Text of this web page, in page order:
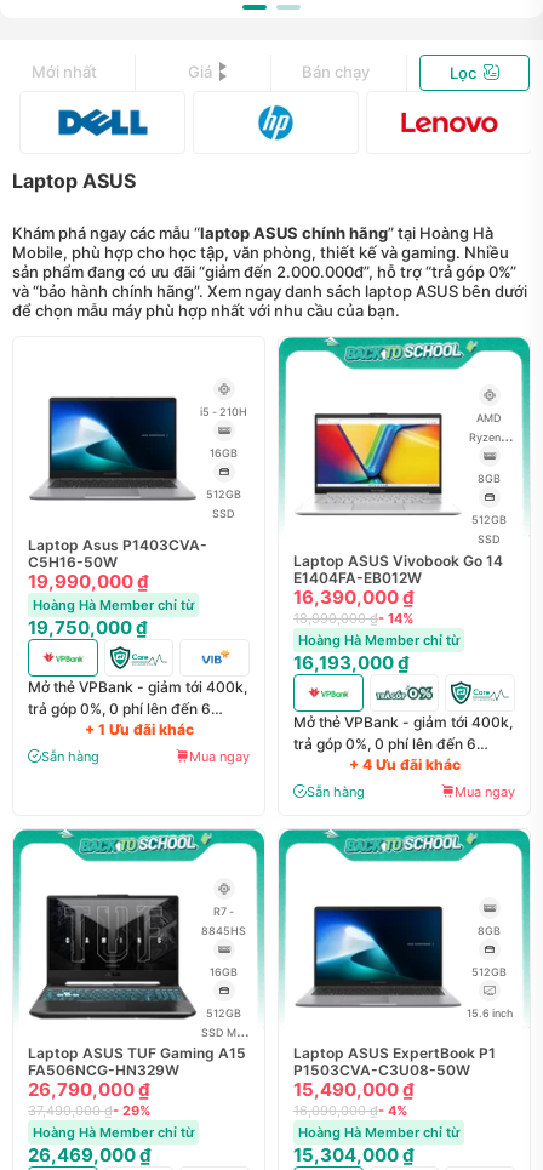
Mới nhất Giá Bán chạy Lọc
Laptop ASUS
Khám phá ngay các mẫu “laptop ASUS chính hãng” tại Hoàng Hà
Mobile, phù hợp cho học tập, văn phòng, thiết kế và gaming. Nhiều
sản phẩm đang có ưu đãi “giảm đến 2.000.000đ”, hỗ trợ “trả góp 0%”
và “bảo hành chính hãng”. Xem ngay danh sách laptop ASUS bên dưới
để chọn mẫu máy phù hợp nhất với nhu cầu của bạn.
i5 - 210H
16GB
512GB
SSD
Laptop Asus P1403CVA-
C5H16-50W
19,990,000 ₫
Hoàng Hà Member chỉ từ
19,750,000 ₫
Mở thẻ VPBank - giảm tới 400k,
trả góp 0%, 0 phí lên đến 6
+ 1 Ưu đãi khác
Sẵn hàng Mua ngay
AMD
Ryzen 5
40
8GB
512GB
SSD
Laptop ASUS Vivobook Go 14
E1404FA-EB012W
16,390,000 ₫
18,990,000 ₫- 14%
Hoàng Hà Member chỉ từ
16,193,000 ₫
Mở thẻ VPBank - giảm tới 400k,
trả góp 0%, 0 phí lên đến 6
+ 4 Ưu đãi khác
Sẵn hàng Mua ngay
R7 -
8845HS
16GB
512GB
SSD M.2
NVMe
Laptop ASUS TUF Gaming A15
FA506NCG-HN329W
26,790,000 ₫
37,490,000 ₫- 29%
Hoàng Hà Member chỉ từ
26,469,000 ₫
8GB
512GB
15.6 inch
Laptop ASUS ExpertBook P1
P1503CVA-C3U08-50W
15,490,000 ₫
16,090,000 ₫- 4%
Hoàng Hà Member chỉ từ
15,304,000 ₫